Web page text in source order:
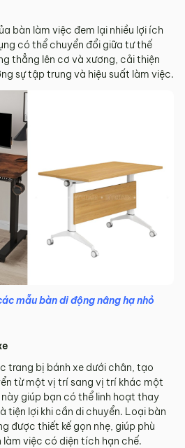
bàn làm việc đem lại nhiều lợi ích
có thể chuyển đổi giữa tư thế
thẳng lên cơ và xương, cải thiện
sự tập trung và hiệu suất làm việc.
mẫu bàn di động nâng hạ nhỏ
trang bị bánh xe dưới chân, tạo
từ một vị trí sang vị trí khác một
giúp bạn có thể linh hoạt thay
tiện lợi khi cần di chuyển. Loại bàn
được thiết kế gọn nhẹ, giúp phù
làm việc có diện tích hạn chế.